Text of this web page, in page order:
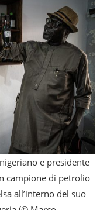
e presidente
campione di petrolio
all’interno del suo